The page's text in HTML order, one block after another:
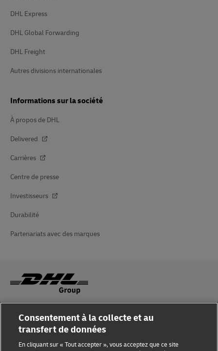
DHL Express
DHL Global Forwarding
DHL Freight
Autres divisions internationales
Informations sur la société
À propos de DHL
Delivered
Carrières
Centre de presse
Investisseurs
Durabilité
Partenariats avec des marques
Sensibilisation à la fraude
Mention légale
Consentement à la collecte et au
transfert de données
En cliquant sur « Tout accepter », vous acceptez que ce site